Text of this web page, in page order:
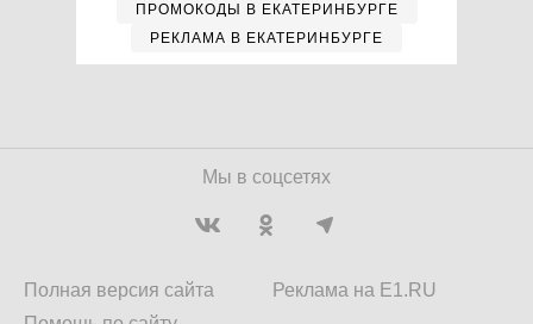
ПРОМОКОДЫ В ЕКАТЕРИНБУРГЕ
РЕКЛАМА В ЕКАТЕРИНБУРГЕ
Мы в соцсетях
Полная версия сайта
Реклама на E1.RU